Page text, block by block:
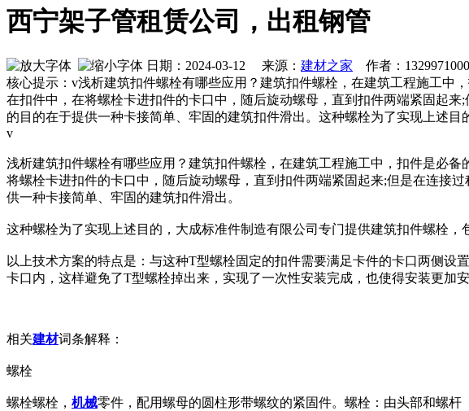
西宁架子管租赁公司，出租钢管
日期：2024-03-12 来源： 建材之家 作者：
核心提示：v浅析建筑扣件螺栓有哪些应用？建筑扣件螺栓，在建筑工程施工中
在扣件中，在将螺栓卡进扣件的卡口中，随后旋动螺母，直到扣件两端紧固起
的目的在于提供一种卡接简单、牢固的建筑扣件滑出。这种螺栓为了实现上述目
v
浅析建筑扣件螺栓有哪些应用？建筑扣件螺栓，在建筑工程施工中，扣件是必备
将螺栓卡进扣件的卡口中，随后旋动螺母，直到扣件两端紧固起来;但是在连接
供一种卡接简单、牢固的建筑扣件滑出。
这种螺栓为了实现上述目的，大成标准件制造有限公司专门提供建筑扣件螺栓，
以上技术方案的特点是：与这种T型螺栓固定的扣件需要满足卡件的卡口两侧
卡口内，这样避免了T型螺栓掉出来，实现了一次性安装完成，也使得安装更加安
相关建材词条解释：
螺栓
螺栓螺栓， 机械零件，配用螺母的圆柱形带螺纹的紧固件。螺栓：由头部和螺